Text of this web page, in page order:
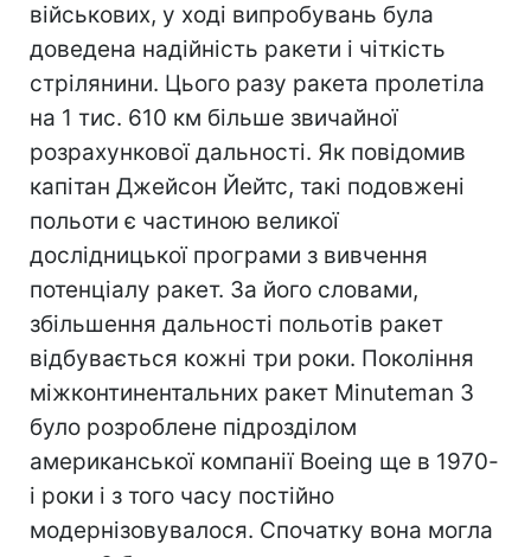
військових, у ході випробувань була
доведена надійність ракети і чіткість
стрілянини. Цього разу ракета пролетіла
на 1 тис. 610 км більше звичайної
розрахункової дальності. Як повідомив
капітан Джейсон Йейтс, такі подовжені
польоти є частиною великої
дослідницької програми з вивчення
потенціалу ракет. За його словами,
збільшення дальності польотів ракет
відбувається кожні три роки. Покоління
міжконтинентальних ракет Minuteman 3
було розроблене підрозділом
американської компанії Boeing ще в 1970-
і роки і з того часу постійно
модернізовувалося. Спочатку вона могла